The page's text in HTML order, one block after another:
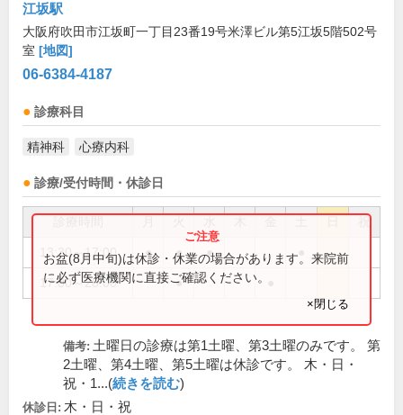
江坂駅
大阪府吹田市江坂町一丁目23番19号米澤ビル第5江坂5階502号
室 [地図]
06-6384-4187
診療科目
精神科 心療内科
診療/受付時間・休診日
祝
13:30～17:00 ● ● ●
17:00～20:00 ●
お盆(8月中旬)は休診・休業の場合があります。来院前
に必ず医療機関に直接ご確認ください。
×閉じる
備考: 土曜日の診療は第1土曜、第3土曜のみです。 第
2土曜、第4土曜、第5土曜は休診です。 木・日・
祝・1...(続きを読む)
休診日: 木・日・祝